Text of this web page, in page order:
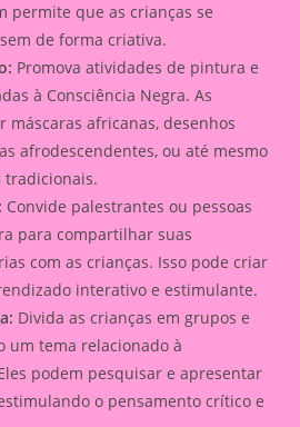
permite que as crianças se
de forma criativa.
Promova atividades de pintura e
à Consciência Negra. As
máscaras africanas, desenhos
afrodescendentes, ou até mesmo
tradicionais.
Convide palestrantes ou pessoas
para compartilhar suas
com as crianças. Isso pode criar
interativo e estimulante.
Divida as crianças em grupos e
um tema relacionado à
podem pesquisar e apresentar
o pensamento crítico e